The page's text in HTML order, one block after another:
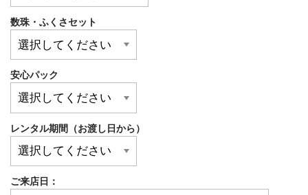
数珠・ふくさセット
安心パック
レンタル期間（お渡し日から）
ご来店日：